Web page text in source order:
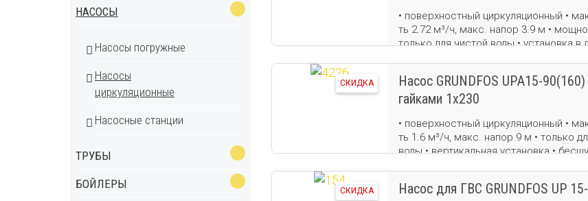
• поверхностный циркуляционный •
ть 2.72 м³/ч, макс. напор 3.9 м •
только для чистой воды • установка в
СКИДКА
Насос GRUNDFOS UPА15-
гайками 1х230
• поверхностный циркуляционный •
ть 1.6 м³/ч, макс. напор 9 м • только
воды • вертикальная установка •
СКИДКА Насос для ГВС GRUNDFOS UP
НАСОСЫ
Насосы погружные
Насосы
циркуляционные
Насосные станции
ТРУБЫ
БОЙЛЕРЫ